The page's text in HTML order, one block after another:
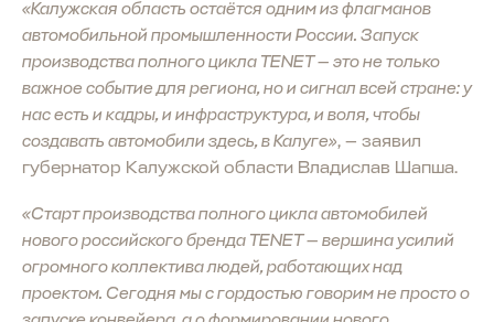
«Калужская область остаётся одним из флагманов
автомобильной промышленности России. Запуск
производства полного цикла TENET — это не только
важное событие для региона, но и сигнал всей стране: у
нас есть и кадры, и инфраструктура, и воля, чтобы
создавать автомобили здесь, в Калуге», — заявил
губернатор Калужской области Владислав Шапша.
«Старт производства полного цикла автомобилей
нового российского бренда TENET — вершина усилий
огромного коллектива людей, работающих над
проектом. Сегодня мы с гордостью говорим не просто о